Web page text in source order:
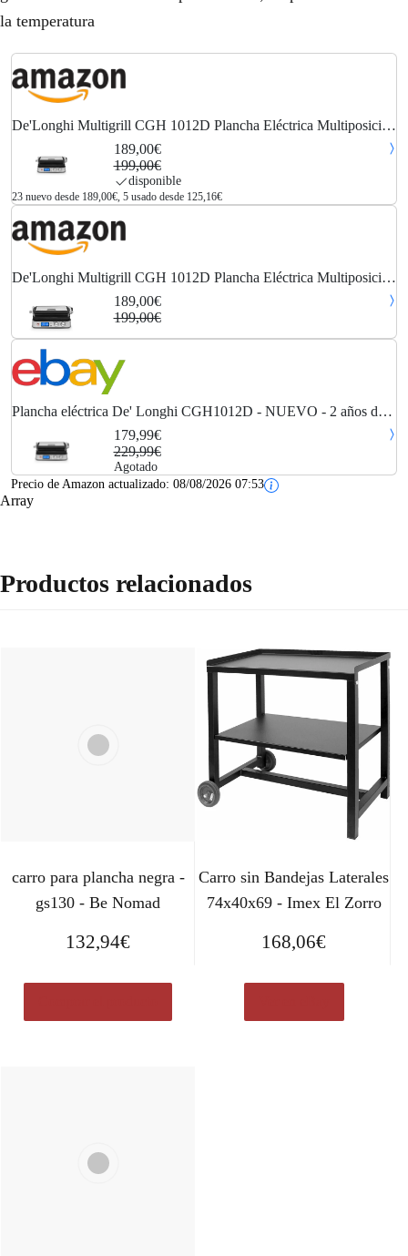
la temperatura
De'Longhi Multigrill CGH 1012D Plancha Eléctrica Multiposición
con Selección de Temperatura Independiente en Cada Placa,
Pantalla LED, Placas Extraíbles...
189,00€
199,00€
disponible
23 nuevo desde 189,00€, 5 usado desde 125,16€
De'Longhi Multigrill CGH 1012D Plancha Eléctrica Multiposición
con Selección de Temperatura Independiente en Cada Placa,
Pantalla LED, Placas Extraíbles...
189,00€
199,00€
Plancha eléctrica De' Longhi CGH1012D - NUEVO - 2 años de
179,99€
229,99€
Agotado
Precio de Amazon actualizado: 08/08/2026 07:53
Array
Productos relacionados
carro para plancha negra -
gs130 - Be Nomad
132,94€
Carro sin Bandejas Laterales
74x40x69 - Imex El Zorro
168,06€